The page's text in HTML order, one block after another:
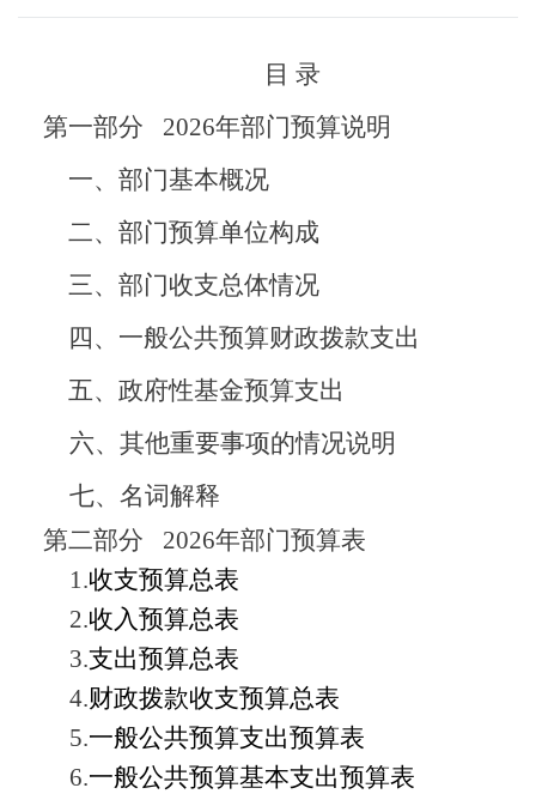
目 录
第一部分 2026年部门预算说明
一、部门基本概况
二、 部门预算单位构成
三、部门收支总体情况
四、 一般公共预算财政拨款支出
五、 政府性基金预算支出
六、其他重要事项的情况说明
七、名词解释
第二部分 2026年部门预算表
1.收支预算总表
2.收入预算总表
3.支出预算总表
4.财政拨款收支预算总表
5.一般公共预算支出预算表
6.一般公共预算基本支出预算表